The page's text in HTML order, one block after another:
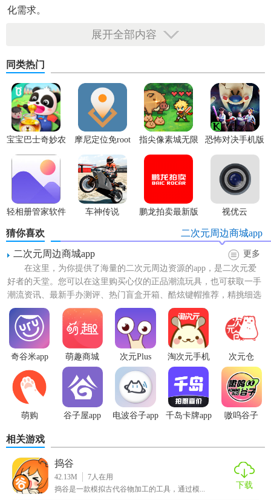
化需求。
捣谷安卓版技巧
1. 快速卸载应用：长按应用图标即可进行卸载操作，无需进
入应用管理界面。
2. 一键清理：在软件主界面点击“清理”按钮，即可进行垃圾清
理和内存优化。
3. 批量操作：支持批量移动、复制、删除文件或应用，提高
操作效率。
捣谷安卓版内容
1. 文件管理：支持图片、视频、音频、文档等多种文件类型
的浏览和管理。
2. 应用管理：提供应用列表查看、应用卸载、备份恢复等功
能。
3. 隐私保护：支持应用隐藏、文件加密等隐私保护功能。
4. 清理优化：提供垃圾清理、内存优化、缓存清理等功能。
5. 特色工具：如重复文件检测器、大文件查看器等实用工
具。
捣谷安卓版用法
1. 下载与安装：从官方网站或应用商店下载捣谷安卓版安装
包，按照提示进行安装。
2. 启动软件：安装完成后，点击图标启动软件，进入主界
面。
展开全部内容
同类热门
宝宝巴士奇妙农
场最新版
摩尼定位免root
指尖像素城无限
代金券版
恐怖对决手机版
轻相册管家软件 车神传说 鹏龙拍卖最新版 视优云
猜你喜欢
二次元周边商城app
二次元周边商城app
更多
在这里，为你提供了海量的二次元周边资源的app，是二次元爱
好者的天堂。您可以在这里购买心仪的正品潮流玩具，也可获取一手
潮流资讯、最新手办测评、热门盲盒开箱、酷炫键帽推荐，精挑细选
最值得入手的品质潮玩，...
奇谷米app 萌趣商城 次元Plus
淘次元手机
版
次元仓
萌购 谷子屋app 电波谷子app 千岛卡牌app 嗷呜谷子
相关游戏
捣谷
42.13M 7人在用
捣谷是一款模拟古代谷物加工的工具，通过模...
下载